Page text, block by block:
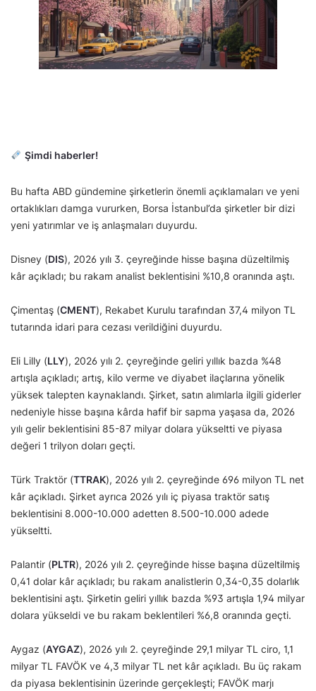
Şimdi haberler!
Bu hafta ABD gündemine şirketlerin önemli açıklamaları ve yeni
ortaklıkları damga vururken, Borsa İstanbul’da şirketler bir dizi
yeni yatırımlar ve iş anlaşmaları duyurdu.
Disney (DIS), 2026 yılı 3. çeyreğinde hisse başına düzeltilmiş
kâr açıkladı; bu rakam analist beklentisini %10,8 oranında aştı.
Çimentaş (CMENT), Rekabet Kurulu tarafından 37,4 milyon TL
tutarında idari para cezası verildiğini duyurdu.
Eli Lilly (LLY), 2026 yılı 2. çeyreğinde geliri yıllık bazda %48
artışla açıkladı; artış, kilo verme ve diyabet ilaçlarına yönelik
yüksek talepten kaynaklandı. Şirket, satın alımlarla ilgili giderler
nedeniyle hisse başına kârda hafif bir sapma yaşasa da, 2026
yılı gelir beklentisini 85-87 milyar dolara yükseltti ve piyasa
değeri 1 trilyon doları geçti.
Türk Traktör (TTRAK), 2026 yılı 2. çeyreğinde 696 milyon TL net
kâr açıkladı. Şirket ayrıca 2026 yılı iç piyasa traktör satış
beklentisini 8.000-10.000 adetten 8.500-10.000 adede
yükseltti.
Palantir (PLTR), 2026 yılı 2. çeyreğinde hisse başına düzeltilmiş
0,41 dolar kâr açıkladı; bu rakam analistlerin 0,34-0,35 dolarlık
beklentisini aştı. Şirketin geliri yıllık bazda %93 artışla 1,94 milyar
dolara yükseldi ve bu rakam beklentileri %6,8 oranında geçti.
Aygaz (AYGAZ), 2026 yılı 2. çeyreğinde 29,1 milyar TL ciro, 1,1
milyar TL FAVÖK ve 4,3 milyar TL net kâr açıkladı. Bu üç rakam
da piyasa beklentisinin üzerinde gerçekleşti; FAVÖK marjı